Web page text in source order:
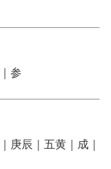
参
庚辰｜五黄｜成｜